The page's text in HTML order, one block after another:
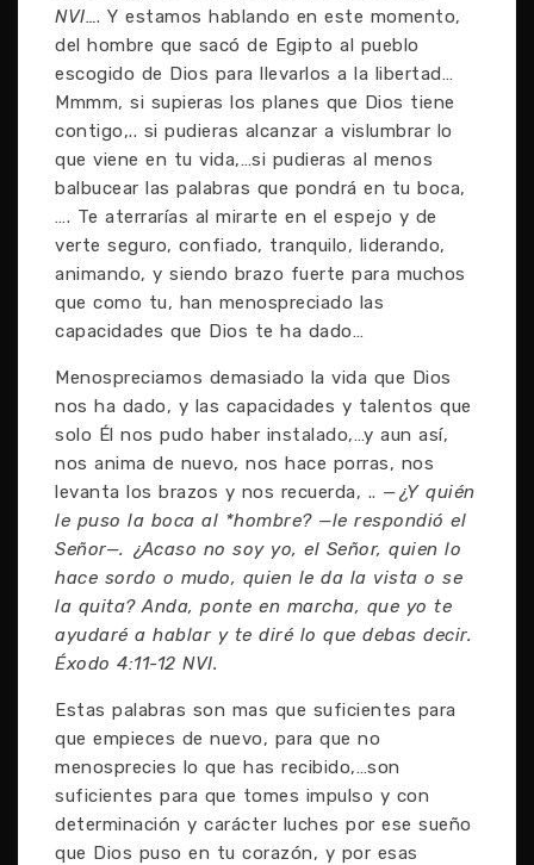
NVI…. Y estamos hablando en este momento,
del hombre que sacó de Egipto al pueblo
escogido de Dios para llevarlos a la libertad…
Mmmm, si supieras los planes que Dios tiene
contigo,.. si pudieras alcanzar a vislumbrar lo
que viene en tu vida,…si pudieras al menos
balbucear las palabras que pondrá en tu boca,
…. Te aterrarías al mirarte en el espejo y de
verte seguro, confiado, tranquilo, liderando,
animando, y siendo brazo fuerte para muchos
que como tu, han menospreciado las
capacidades que Dios te ha dado…
Menospreciamos demasiado la vida que Dios
nos ha dado, y las capacidades y talentos que
solo Él nos pudo haber instalado,…y aun así,
nos anima de nuevo, nos hace porras, nos
levanta los brazos y nos recuerda, .. —¿Y quién
le puso la boca al *hombre? —le respondió el
Señor—. ¿Acaso no soy yo, el Señor, quien lo
hace sordo o mudo, quien le da la vista o se
la quita? Anda, ponte en marcha, que yo te
ayudaré a hablar y te diré lo que debas decir.
Éxodo 4:11-12 NVI.
Estas palabras son mas que suficientes para
que empieces de nuevo, para que no
menosprecies lo que has recibido,…son
suficientes para que tomes impulso y con
determinación y carácter luches por ese sueño
que Dios puso en tu corazón, y por esas